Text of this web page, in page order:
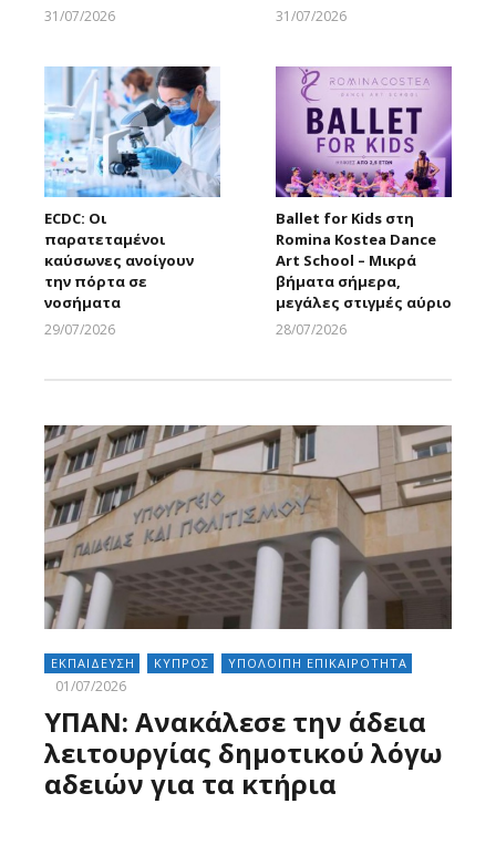
31/07/2026
31/07/2026
ECDC: Οι
παρατεταμένοι
καύσωνες ανοίγουν
την πόρτα σε
νοσήματα
29/07/2026
Ballet for Kids στη
Romina Kostea Dance
Art School – Μικρά
βήματα σήμερα,
μεγάλες στιγμές αύριο
28/07/2026
ΕΚΠΑΙΔΕΥΣΗ ΚΥΠΡΟΣ ΥΠΟΛΟΙΠΗ ΕΠΙΚΑΙΡΟΤΗΤΑ
01/07/2026
ΥΠΑΝ: Ανακάλεσε την άδεια
λειτουργίας δημοτικού λόγω
αδειών για τα κτήρια